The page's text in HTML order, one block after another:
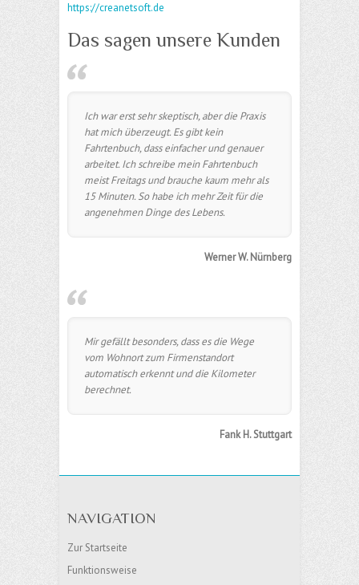
https://creanetsoft.de
Das sagen unsere Kunden
Ich war erst sehr skeptisch, aber die Praxis
hat mich überzeugt. Es gibt kein
Fahrtenbuch, dass einfacher und genauer
arbeitet. Ich schreibe mein Fahrtenbuch
meist Freitags und brauche kaum mehr als
15 Minuten. So habe ich mehr Zeit für die
angenehmen Dinge des Lebens.
Werner W. Nürnberg
Mir gefällt besonders, dass es die Wege
vom Wohnort zum Firmenstandort
automatisch erkennt und die Kilometer
berechnet.
Fank H. Stuttgart
NAVIGATION
Zur Startseite
Funktionsweise